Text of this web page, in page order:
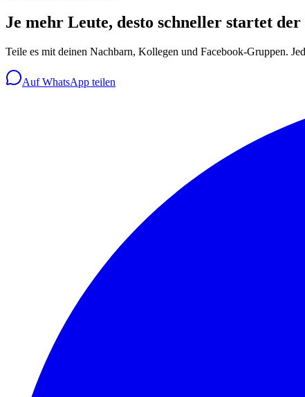
Je mehr Leute, desto schneller startet
Teile es mit deinen Nachbarn, Kollegen und Facebook-Gruppen.
Auf WhatsApp teilen